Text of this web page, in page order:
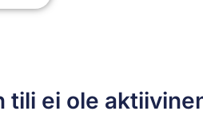
tili ei ole